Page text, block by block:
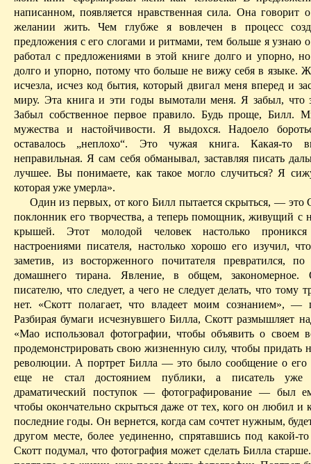
написанном, появляется нравственная сила. Она говорит
желании жить. Чем глубже я вовлечен в процесс
предложения с его слогами и ритмами, тем больше я узнаю
работал с предложениями в этой книге долго и упорно, но
долго и упорно, потому что больше не вижу себя в языке.
исчезла, исчез код бытия, который двигал меня вперед и
миру. Эта книга и эти годы вымотали меня. Я забыл, что
Забыл собственное первое правило. Будь проще, Билл.
мужества и настойчивости. Я выдохся. Надоело
оставалось „неплохо“. Это чужая книга. Какая-то
неправильная. Я сам себя обманывал, заставляя писать
лучшее. Вы понимаете, как такое могло случиться? Я
которая уже умерла».
Один из первых, от кого Билл пытается скрыться, — это
поклонник его творчества, а теперь помощник, живущий с
крышей. Этот молодой человек настолько
настроениями писателя, настолько хорошо его изучил,
заметив, из восторженного почитателя превратился,
домашнего тирана. Явление, в общем, закономерное.
писателю, что следует, а чего не следует делать, что тому
нет. «Скотт полагает, что владеет моим сознанием», —
Разбирая бумаги исчезнувшего Билла, Скотт размышляет
«Мао использовал фотографии, чтобы объявить о своем
продемонстрировать свою жизненную силу, чтобы придать
революции. А портрет Билла — это было сообщение о его
еще не стал достоянием публики, а писатель уже
драматический поступок — фотографирование — был
чтобы окончательно скрыться даже от тех, кого он любил и
последние годы. Он вернется, когда сам сочтет нужным,
другом месте, более уединенно, спрятавшись под какой-
Скотт подумал, что фотография может сделать Билла